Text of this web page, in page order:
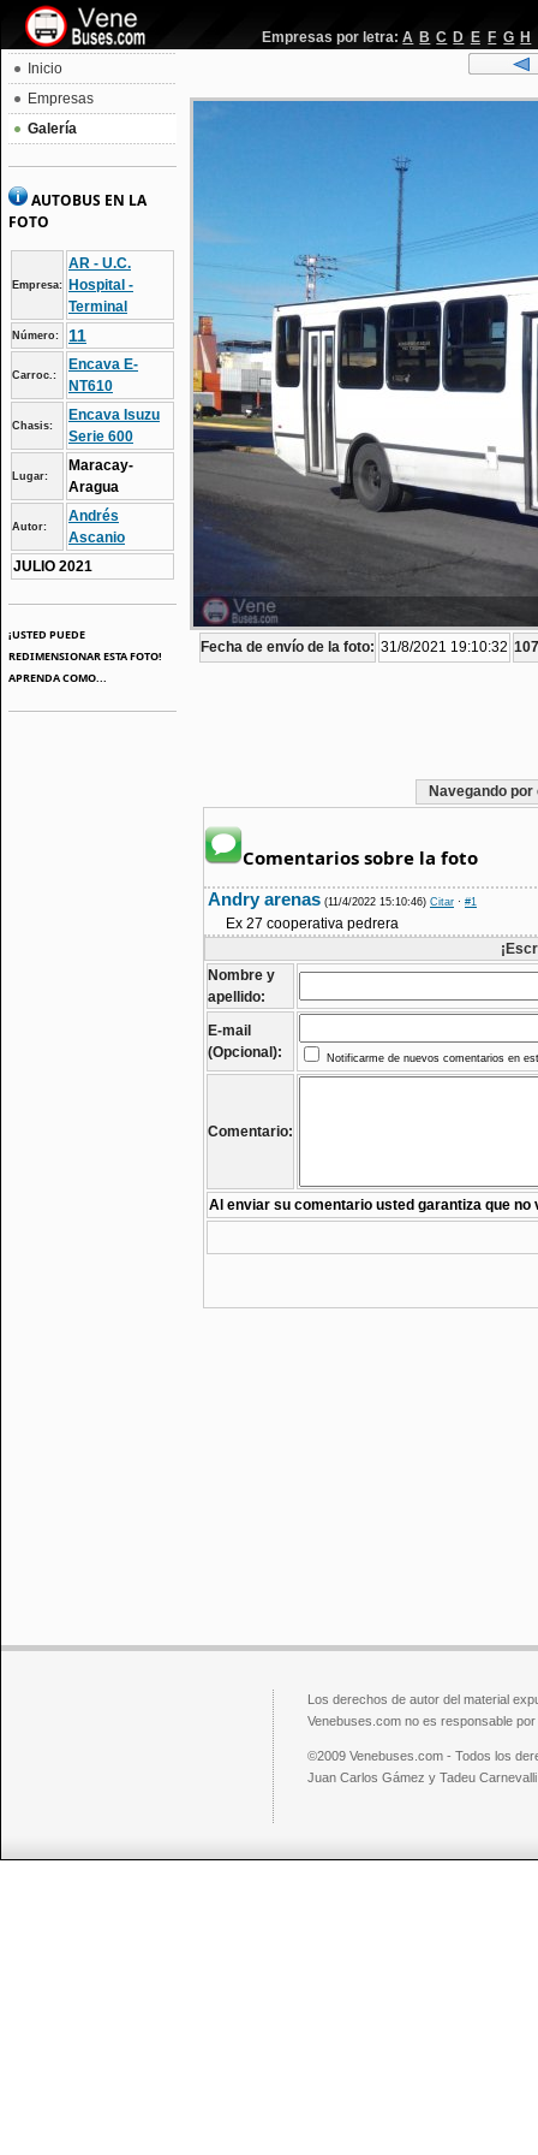
Empresas por letra: A B C D E F G H
Inicio
Empresas
Galería
AUTOBUS EN LA
FOTO
Empresa:
AR - U.C.
Hospital -
Terminal
Número: 11
Carroc.:
Encava E-
NT610
Chasis:
Encava Isuzu
Serie 600
Lugar:
Maracay-
Aragua
Autor:
Andrés
Ascanio
JULIO 2021
¡USTED PUEDE
REDIMENSIONAR ESTA FOTO!
APRENDA COMO...
Fecha de envío de la foto: 31/8/2021 19:10:32
Navegando
Comentarios sobre la foto
Andry arenas (11/4/2022 15:10:46) Citar · #1
Ex 27 cooperativa pedrera
Nombre y
apellido:
E-mail
(Opcional):
Notificarme de nuevos comentarios en
Comentario:
Al enviar su comentario usted garantiza que no
Los derechos de autor del material
Venebuses.com no es responsable
©2009 Venebuses.com - Todos los
Juan Carlos Gámez y Tadeu Carnevalli